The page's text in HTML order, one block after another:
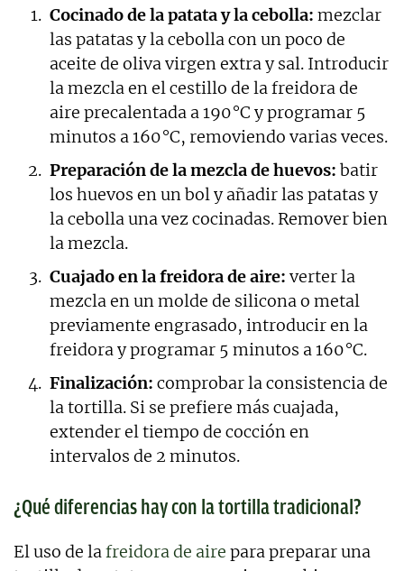
Cocinado de la patata y la cebolla: mezclar
las patatas y la cebolla con un poco de
aceite de oliva virgen extra y sal. Introducir
la mezcla en el cestillo de la freidora de
aire precalentada a 190 °C y programar 5
minutos a 160 °C, removiendo varias veces.
Preparación de la mezcla de huevos: batir
los huevos en un bol y añadir las patatas y
la cebolla una vez cocinadas. Remover bien
la mezcla.
Cuajado en la freidora de aire: verter la
mezcla en un molde de silicona o metal
previamente engrasado, introducir en la
freidora y programar 5 minutos a 160 °C.
Finalización: comprobar la consistencia de
la tortilla. Si se prefiere más cuajada,
extender el tiempo de cocción en
intervalos de 2 minutos.
¿Qué diferencias hay con la tortilla tradicional?
El uso de lafreidora de aire para preparar una